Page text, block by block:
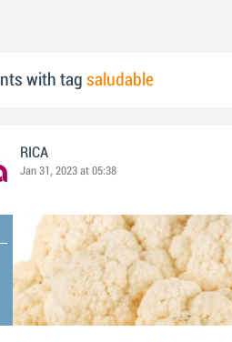
with tag saludable
RICA
Jan 31, 2023 at 05:38